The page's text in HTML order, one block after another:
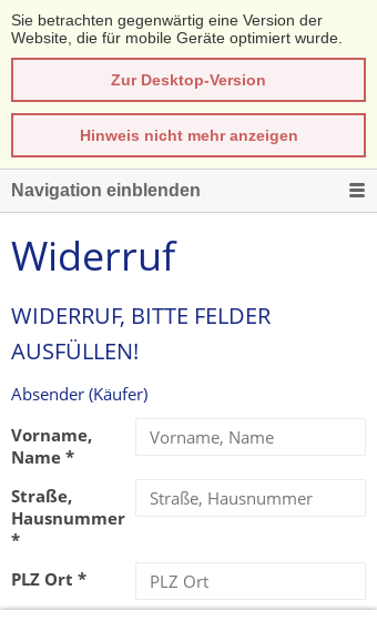
Sie betrachten gegenwärtig eine Version der
Website, die für mobile Geräte optimiert wurde.
Zur Desktop-Version
Hinweis nicht mehr anzeigen
Navigation einblenden
Widerruf
WIDERRUF, BITTE FELDER
AUSFÜLLEN!
Absender (Käufer)
Vorname,
Name *
Straße,
Hausnummer
*
PLZ Ort *